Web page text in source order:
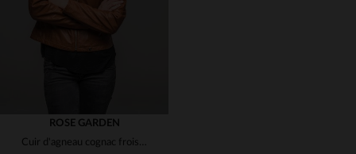
ROSE GARDEN
Cuir d'agneau cognac froissé, slim, zip arrière style motard.